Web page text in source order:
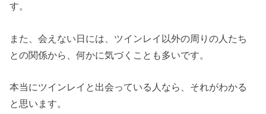
す。
また、会えない日には、ツインレイ以外の周りの人たち
との関係から、何かに気づくことも多いです。
本当にツインレイと出会っている人なら、それがわかる
と思います。